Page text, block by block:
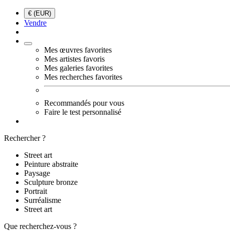
€ (EUR)
Vendre
Mes œuvres favorites
Mes artistes favoris
Mes galeries favorites
Mes recherches favorites
Recommandés pour vous
Faire le test personnalisé
Rechercher ?
Street art
Peinture abstraite
Paysage
Sculpture bronze
Portrait
Surréalisme
Street art
Que recherchez-vous ?